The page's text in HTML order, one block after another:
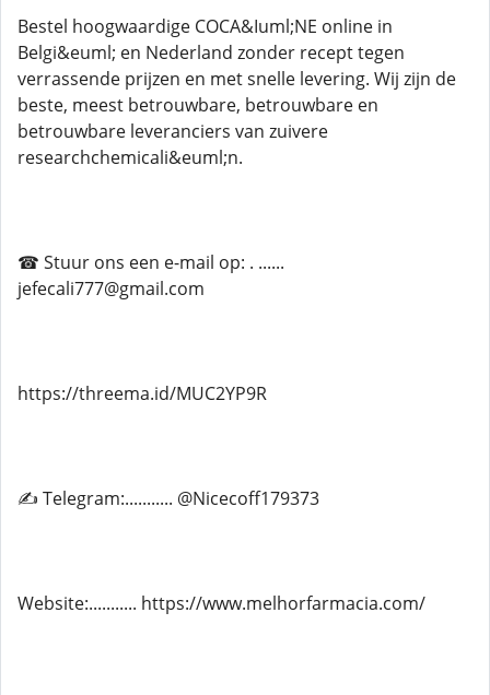
Bestel hoogwaardige COCA&Iuml;NE online in
Belgi&euml; en Nederland zonder recept tegen
verrassende prijzen en met snelle levering. Wij zijn de
beste, meest betrouwbare, betrouwbare en
betrouwbare leveranciers van zuivere
researchchemicali&euml;n.
☎ Stuur ons een e-mail op: . ......
jefecali777@gmail.com
https://threema.id/MUC2YP9R
✍ Telegram:........... @Nicecoff179373
Website:........... https://www.melhorfarmacia.com/